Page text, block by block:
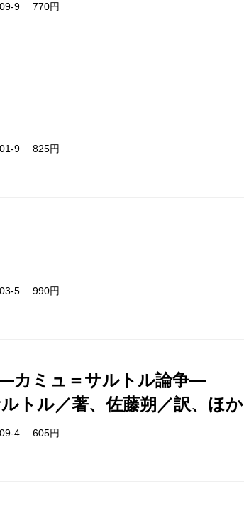
9 770円
9 825円
5 990円
カミュ＝サルトル論争―
トル／著、佐藤朔／訳、ほか
4 605円